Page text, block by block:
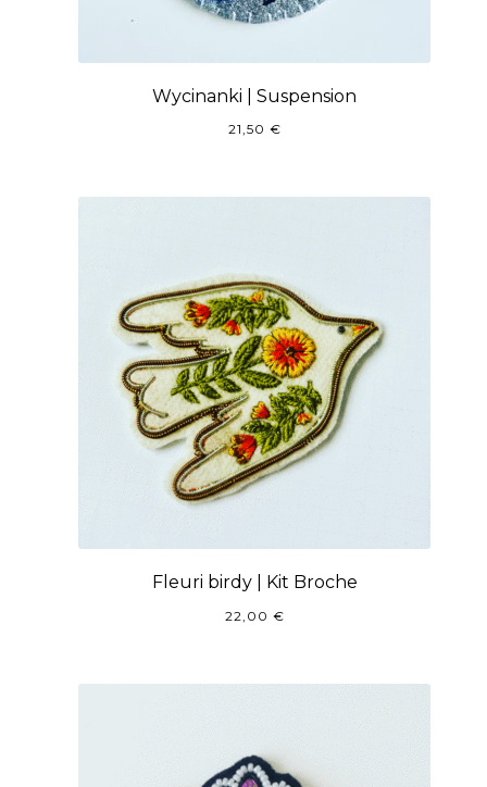
Wycinanki | Suspension
21,50 €
Fleuri birdy | Kit Broche
22,00 €